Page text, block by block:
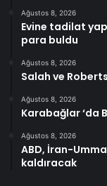
Ağustos 8, 2026
Evine tadilat
para buldu
Ağustos 8, 2026
Salah ve
Ağustos 8, 2026
Karabağlar ‘da
Ağustos 8, 2026
ABD, İran-
kaldıracak